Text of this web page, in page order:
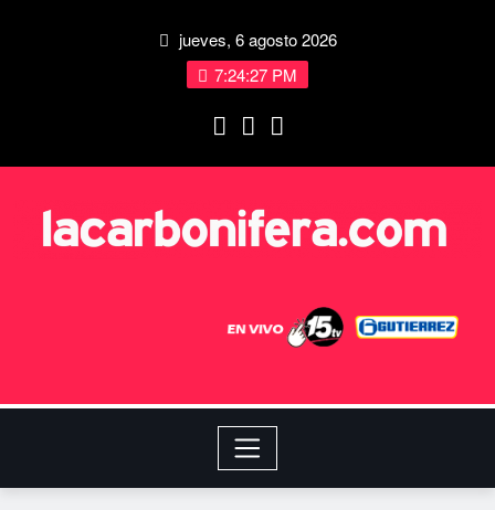
jueves, 6 agosto 2026
7:24:28 PM